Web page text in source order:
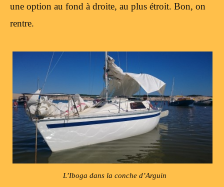
une option au fond à droite, au plus étroit. Bon, on
rentre.
L’Iboga dans la conche d’Arguin